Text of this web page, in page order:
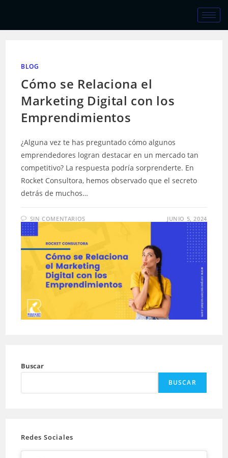
BLOG
Cómo se Relaciona el
Marketing Digital con los
Emprendimientos
¿Alguna vez te has preguntado cómo algunos
emprendedores logran destacar en un mercado tan
competitivo? La respuesta podría sorprenderte. En
Rocket Consultora, hemos observado que el secreto
detrás de muchos…
SIN COMENTARIOS JUNIO 5, 2024
Buscar
BUSCAR
Redes Sociales